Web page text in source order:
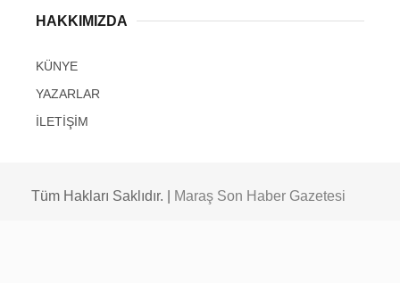
HAKKIMIZDA
KÜNYE
YAZARLAR
İLETİŞİM
Tüm Hakları Saklıdır. | Maraş Son Haber Gazetesi